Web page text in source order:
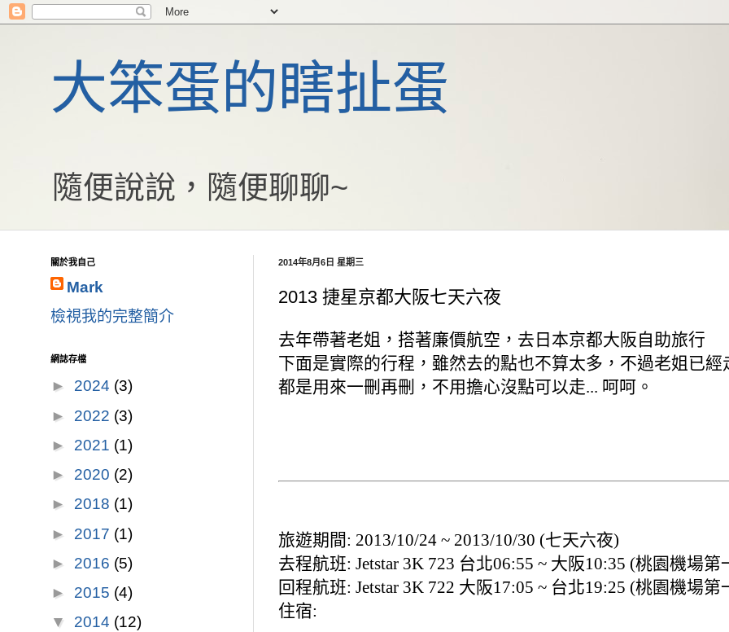
大笨蛋的瞎扯蛋
隨便說說，隨便聊聊~
2014年8月6日 星期三
2013 捷星京都大阪七天六夜
去年帶著老姐，搭著廉價航空，去日本京都大阪自助旅行
下面是實際的行程，雖然去的點也不算太多，不過老姐已
都是用來一刪再刪，不用擔心沒點可以走... 呵呵。
旅遊期間: 2013/10/24 ~ 2013/10/30 (七天六夜)
去程航班: Jetstar 3K 723 台北06:55 ~ 大阪10:35 (桃園機場第
回程航班: Jetstar 3K 722 大阪17:05 ~ 台北19:25 (桃園機場第
住宿:
關於我自己
Mark
檢視我的完整簡介
網誌存檔
► 2024 (3)
► 2022 (3)
► 2021 (1)
► 2020 (2)
► 2018 (1)
► 2017 (1)
► 2016 (5)
► 2015 (4)
▼ 2014 (12)